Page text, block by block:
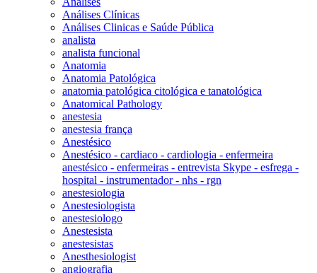
Análises Clínicas
Análises Clinicas e Saúde Pública
analista
analista funcional
Anatomia
Anatomia Patológica
anatomia patológica citológica e tanatológica
Anatomical Pathology
anestesia
anestesia frança
Anestésico
Anestésico - cardiaco - cardiologia - enfermeira
anestésico - enfermeiras - entrevista Skype - esfrega -
hospital - instrumentador - nhs - rgn
anestesiologia
Anestesiologista
anestesiologo
Anestesista
anestesistas
Anesthesiologist
angiografia